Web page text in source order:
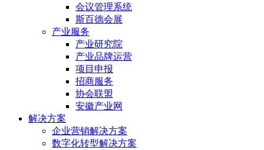
会议管理系统
斯百德会展
产业服务
产业研究院
产业品牌运营
项目申报
招商服务
协会联盟
安徽产业网
解决方案
企业营销解决方案
数字化转型解决方案